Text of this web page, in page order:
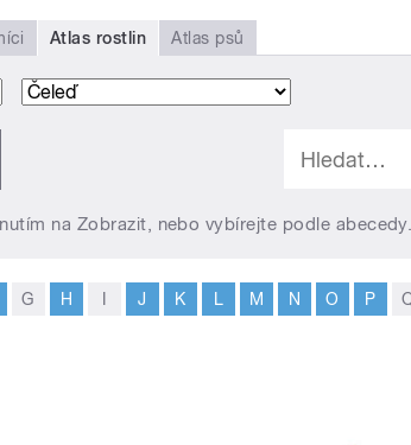
Atlas rostlin Atlas psů
na Zobrazit, nebo vybírejte podle abecedy.
G H I J K L M N O P